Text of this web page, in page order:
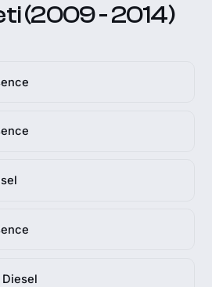
(2009 - 2014)
Diesel